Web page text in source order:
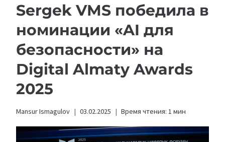
Sergek VMS победила в
номинации «AI для
безопасности» на
Digital Almaty Awards
2025
Mansur Ismagulov 03.02.2025 Время чтения: 1 мин